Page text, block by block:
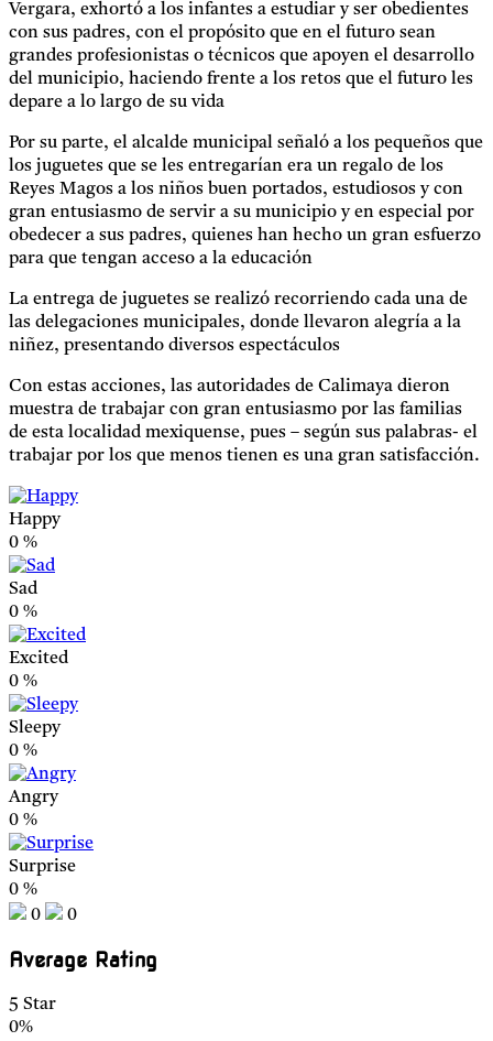
Vergara, exhortó a los infantes a estudiar y ser obedientes
con sus padres, con el propósito que en el futuro sean
grandes profesionistas o técnicos que apoyen el desarrollo
del municipio, haciendo frente a los retos que el futuro les
depare a lo largo de su vida
Por su parte, el alcalde municipal señaló a los pequeños que
los juguetes que se les entregarían era un regalo de los
Reyes Magos a los niños buen portados, estudiosos y con
gran entusiasmo de servir a su municipio y en especial por
obedecer a sus padres, quienes han hecho un gran esfuerzo
para que tengan acceso a la educación
La entrega de juguetes se realizó recorriendo cada una de
las delegaciones municipales, donde llevaron alegría a la
niñez, presentando diversos espectáculos
Con estas acciones, las autoridades de Calimaya dieron
muestra de trabajar con gran entusiasmo por las familias
de esta localidad mexiquense, pues – según sus palabras- el
trabajar por los que menos tienen es una gran satisfacción.
Happy
0 %
Sad
0 %
Excited
0 %
Sleepy
0 %
Angry
0 %
Surprise
0 %
0
0
Average Rating
5 Star
0%